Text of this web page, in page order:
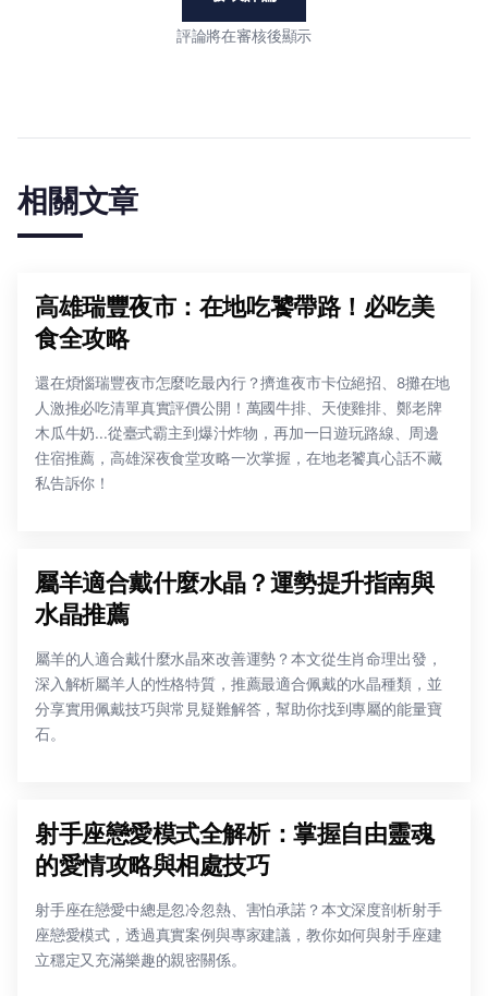
評論將在審核後顯示
相關文章
高雄瑞豐夜市：在地吃饕帶路！必吃美
食全攻略
還在煩惱瑞豐夜市怎麼吃最內行？擠進夜市卡位絕招、8攤在地
人激推必吃清單真實評價公開！萬國牛排、天使雞排、鄭老牌
木瓜牛奶...從臺式霸主到爆汁炸物，再加一日遊玩路線、周邊
住宿推薦，高雄深夜食堂攻略一次掌握，在地老饕真心話不藏
私告訴你！
屬羊適合戴什麼水晶？運勢提升指南與
水晶推薦
屬羊的人適合戴什麼水晶來改善運勢？本文從生肖命理出發，
深入解析屬羊人的性格特質，推薦最適合佩戴的水晶種類，並
分享實用佩戴技巧與常見疑難解答，幫助你找到專屬的能量寶
石。
射手座戀愛模式全解析：掌握自由靈魂
的愛情攻略與相處技巧
射手座在戀愛中總是忽冷忽熱、害怕承諾？本文深度剖析射手
座戀愛模式，透過真實案例與專家建議，教你如何與射手座建
立穩定又充滿樂趣的親密關係。